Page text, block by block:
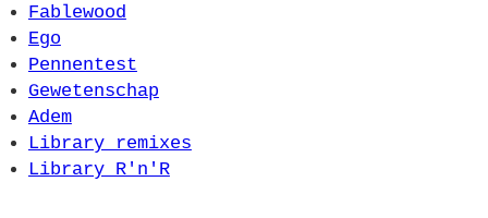
Fablewood
Ego
Pennentest
Gewetenschap
Adem
Library remixes
Library R'n'R